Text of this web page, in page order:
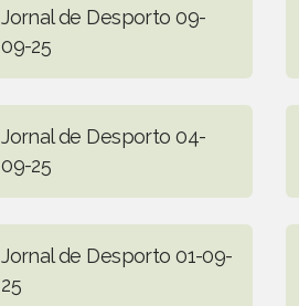
Jornal de Desporto 09-
09-25
Jornal de Desporto 04-
09-25
Jornal de Desporto 01-09-
25